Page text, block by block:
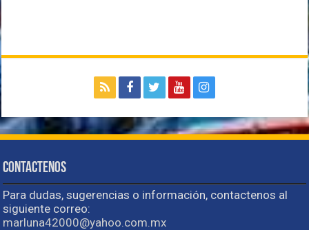
Contactenos
Para dudas, sugerencias o información, contactenos al
siguiente correo:
marluna42000@yahoo.com.mx